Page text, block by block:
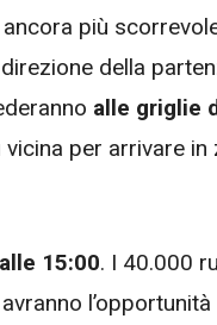
più
della
alle griglie
per arrivare
15:00. I 40.000